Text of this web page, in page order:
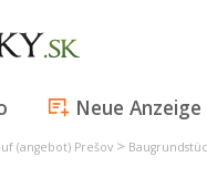
Neue Anzeige
(angebot) Prešov >